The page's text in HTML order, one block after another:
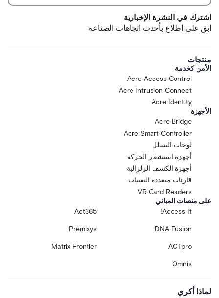
اشترك في النشرة الإخبارية
ابق على اطلاع بأحدث اتجاهات الصناعة
منتجات
الأمن كخدمة
Acre Access Control
Acre Intrusion Connect
Acre Identity
الأجهزة
Acre Bridge
Acre Smart Controller
لوحات التسلل
أجهزة استشعار الحركة
أجهزة الكشف الزلزالية
قارئات متعددة التقنيات
VR Card Readers
على منصات المباني
Access It!
Act365
DNA Fusion
Premisys
ACTpro
Matrix Frontier
Omnis
لماذا أكري